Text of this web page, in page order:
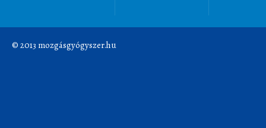
© 2013 mozgásgyógyszer.hu